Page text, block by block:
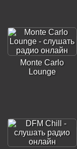
Monte Carlo
Lounge